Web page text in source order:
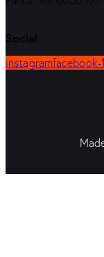
Social
instagramfacebook-1